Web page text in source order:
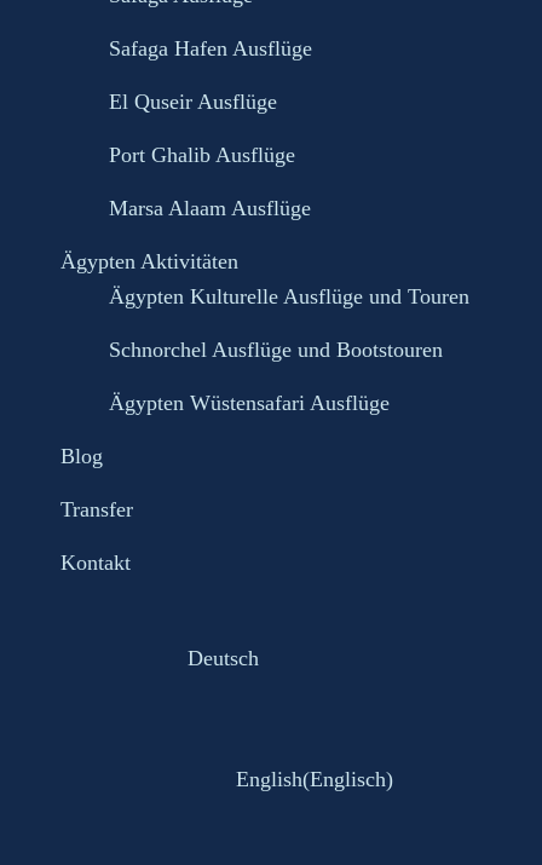
Safaga Hafen Ausflüge
El Quseir Ausflüge
Port Ghalib Ausflüge
Marsa Alaam Ausflüge
Ägypten Aktivitäten
Ägypten Kulturelle Ausflüge und Touren
Schnorchel Ausflüge und Bootstouren
Ägypten Wüstensafari Ausflüge
Blog
Transfer
Kontakt
Deutsch
English(Englisch)